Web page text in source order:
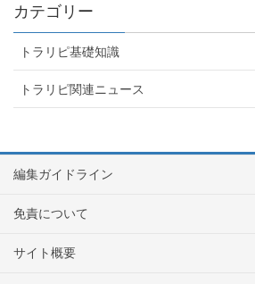
カテゴリー
トラリピ基礎知識
トラリピ関連ニュース
編集ガイドライン
免責について
サイト概要